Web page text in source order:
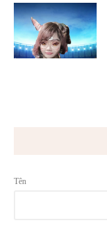
Tên